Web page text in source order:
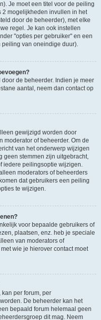
Je moet een titel voor de peiling
mogelijkheden invullen in het
door de beheerder), met elke
regel. Je kan ook instellen
"opties per gebruiker" en een
van oneindige duur).
de beheerder. Indien je meer
aantal, neem dan contact op
gewijzigd worden door
moderator of beheerder. Om de
van het onderwerp wijzigen
geen stemmen zijn uitgebracht,
iedere peilingsoptie wijzigen.
moderators of beheerders
dat gebruikers een peiling
te wijzigen.
voor bepaalde gebruikers of
plaatsen, enz. heb je speciale
van moderators of
wie je hierover contact moet
per forum, per
De beheerder kan het
bepaald forum helemaal geen
dit mag. Neem